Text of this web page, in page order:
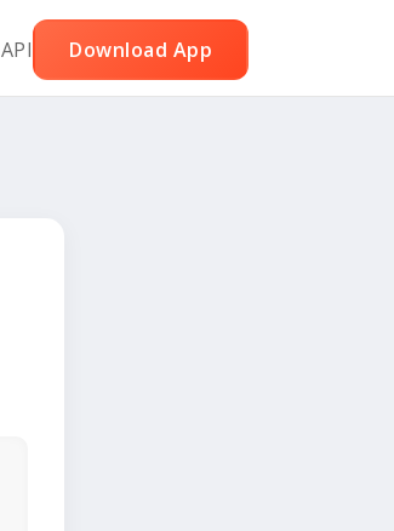
API Download App